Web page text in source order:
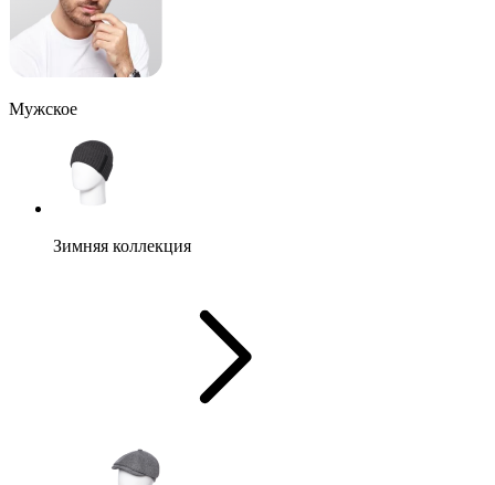
Мужское
Зимняя коллекция